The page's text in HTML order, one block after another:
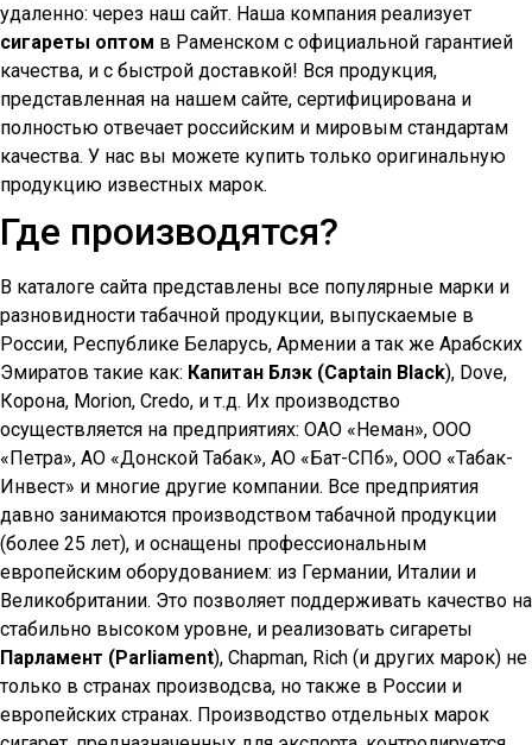
удаленно: через наш сайт. Наша компания реализует
сигареты оптом в Раменском с официальной гарантией
качества, и с быстрой доставкой! Вся продукция,
представленная на нашем сайте, сертифицирована и
полностью отвечает российским и мировым стандартам
качества. У нас вы можете купить только оригинальную
продукцию известных марок.
Где производятся?
В каталоге сайта представлены все популярные марки и
разновидности табачной продукции, выпускаемые в
России, Республике Беларусь, Армении а так же Арабских
Эмиратов такие как: Капитан Блэк (Captain Black), Dove,
Корона, Morion, Credo, и т.д. Их производство
осуществляется на предприятиях: ОАО «Неман», ООО
«Петра», АО «Донской Табак», АО «Бат-СПб», ООО «Табак-
Инвест» и многие другие компании. Все предприятия
давно занимаются производством табачной продукции
(более 25 лет), и оснащены профессиональным
европейским оборудованием: из Германии, Италии и
Великобритании. Это позволяет поддерживать качество на
стабильно высоком уровне, и реализовать сигареты
Парламент (Parliament), Chapman, Rich (и других марок) не
только в странах производсва, но также в России и
европейских странах. Производство отдельных марок